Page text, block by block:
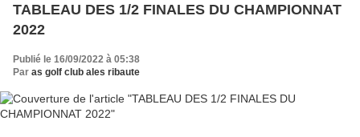
TABLEAU DES 1/2 FINALES DU CHAMPIONNAT
2022
Publié le 16/09/2022 à 05:38
Par as golf club ales ribaute